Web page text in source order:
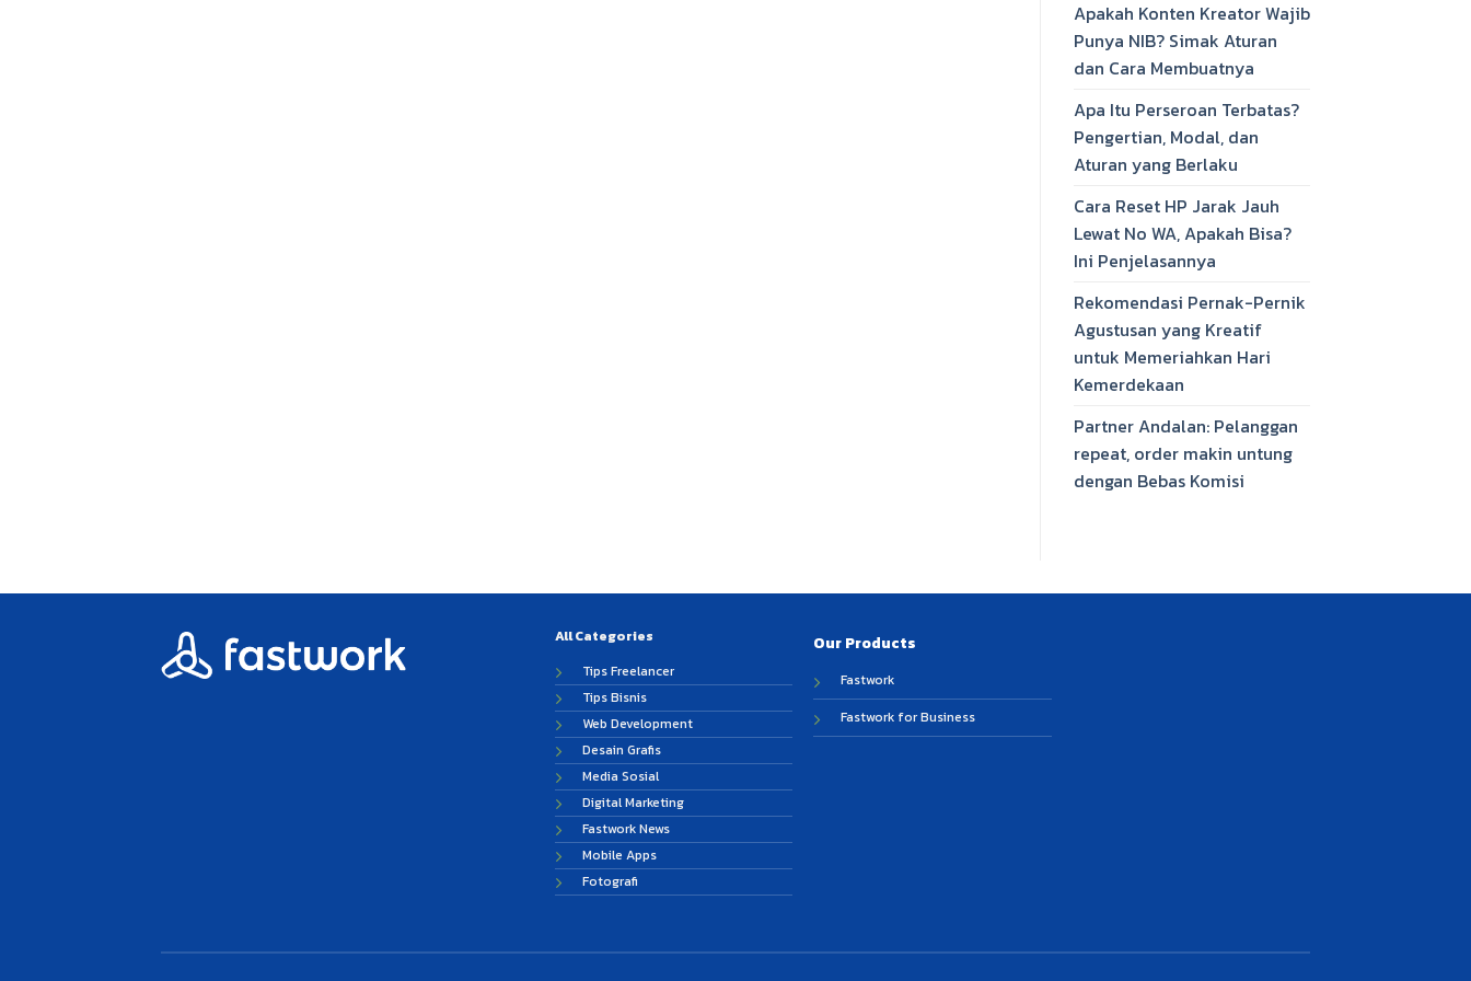
Apakah Konten Kreator Wajib
Punya NIB? Simak Aturan
dan Cara Membuatnya
Apa Itu Perseroan Terbatas?
Pengertian, Modal, dan
Aturan yang Berlaku
Cara Reset HP Jarak Jauh
Lewat No WA, Apakah Bisa?
Ini Penjelasannya
Rekomendasi Pernak-Pernik
Agustusan yang Kreatif
untuk Memeriahkan Hari
Kemerdekaan
Partner Andalan: Pelanggan
repeat, order makin untung
dengan Bebas Komisi
All Categories
Tips Freelancer
Tips Bisnis
Web Development
Desain Grafis
Media Sosial
Digital Marketing
Fastwork News
Mobile Apps
Fotografi
Our Products
Fastwork
Fastwork for Business